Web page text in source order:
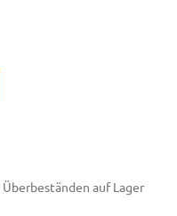
auf Lager